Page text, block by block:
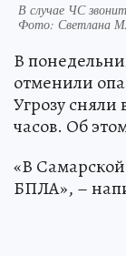
В случае ЧС
Фото: Светлана
В
отменили
Угрозу сняли
часов. Об
«В
БПЛА», –